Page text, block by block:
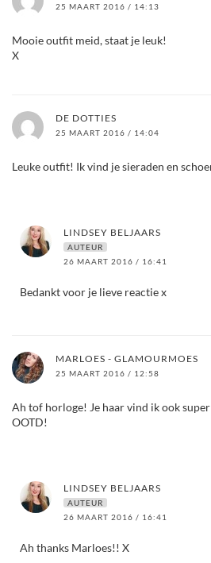
25 MAART 2016 / 14:13
Mooie outfit meid, staat je leuk!
X
DE DOTTIES
25 MAART 2016 / 14:04
Leuke outfit! Ik vind je sieraden en
LINDSEY BELJAARS
AUTEUR
26 MAART 2016 / 16:41
Bedankt voor je lieve reactie x
MARLOES - GLAMOURMOES
25 MAART 2016 / 12:58
Ah tof horloge! Je haar vind ik ook
OOTD!
LINDSEY BELJAARS
AUTEUR
26 MAART 2016 / 16:41
Ah thanks Marloes!! X